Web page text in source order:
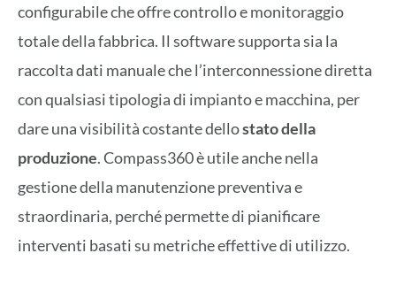
configurabile che offre controllo e monitoraggio
totale della fabbrica. Il software supporta sia la
raccolta dati manuale che l’interconnessione diretta
con qualsiasi tipologia di impianto e macchina, per
dare una visibilità costante dellostato della
produzione. Compass360 è utile anche nella
gestione della manutenzione preventiva e
straordinaria, perché permette di pianificare
interventi basati su metriche effettive di utilizzo.